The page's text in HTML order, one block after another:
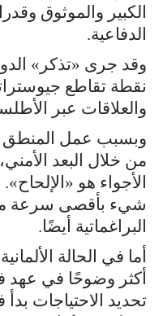
الكبير والموثوق
الدفاعية.
وقد جرى «تذكر»
نقطة تقاطع
والعلاقات عبر
وبسبب عمل المنطق
من خلال البعد
الأجواء هو
شيء بأقصى سرعة
البراغماتية أيضًا.
أما في الحالة
أكثر وضوحًا في
تحديد الاحتياجات